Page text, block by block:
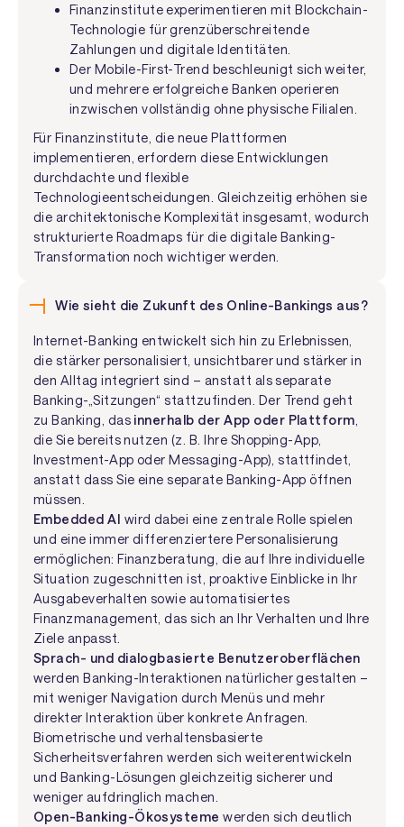
Finanzinstitute experimentieren mit Blockchain-
Technologie für grenzüberschreitende
Zahlungen und digitale Identitäten.
Der Mobile-First-Trend beschleunigt sich weiter,
und mehrere erfolgreiche Banken operieren
inzwischen vollständig ohne physische Filialen.
Für Finanzinstitute, die neue Plattformen
implementieren, erfordern diese Entwicklungen
durchdachte und flexible
Technologieentscheidungen. Gleichzeitig erhöhen sie
die architektonische Komplexität insgesamt, wodurch
strukturierte Roadmaps für die digitale Banking-
Transformation noch wichtiger werden.
Wie sieht die Zukunft des Online-Bankings aus?
Internet-Banking entwickelt sich hin zu Erlebnissen,
die stärker personalisiert, unsichtbarer und stärker in
den Alltag integriert sind – anstatt als separate
Banking-„Sitzungen“ stattzufinden. Der Trend geht
zu Banking, das innerhalb der App oder Plattform
die Sie bereits nutzen (z. B. Ihre Shopping-App,
Investment-App oder Messaging-App), stattfindet,
anstatt dass Sie eine separate Banking-App öffnen
müssen.
Embedded AI wird dabei eine zentrale Rolle spielen
und eine immer differenziertere Personalisierung
ermöglichen: Finanzberatung, die auf Ihre individuelle
Situation zugeschnitten ist, proaktive Einblicke in Ihr
Ausgabeverhalten sowie automatisiertes
Finanzmanagement, das sich an Ihr Verhalten und Ihre
Ziele anpasst.
Sprach- und dialogbasierte Benutzeroberflächen
werden Banking-Interaktionen natürlicher gestalten –
mit weniger Navigation durch Menüs und mehr
direkter Interaktion über konkrete Anfragen.
Biometrische und verhaltensbasierte
Sicherheitsverfahren werden sich weiterentwickeln
und Banking-Lösungen gleichzeitig sicherer und
weniger aufdringlich machen.
Open-Banking-Ökosysteme werden sich deutlich